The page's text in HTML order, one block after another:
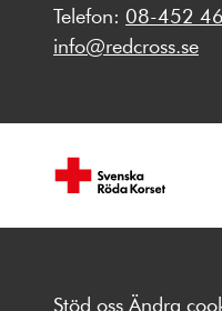
Telefon: 08-452
info@redcross.se
Stöd oss Ändra